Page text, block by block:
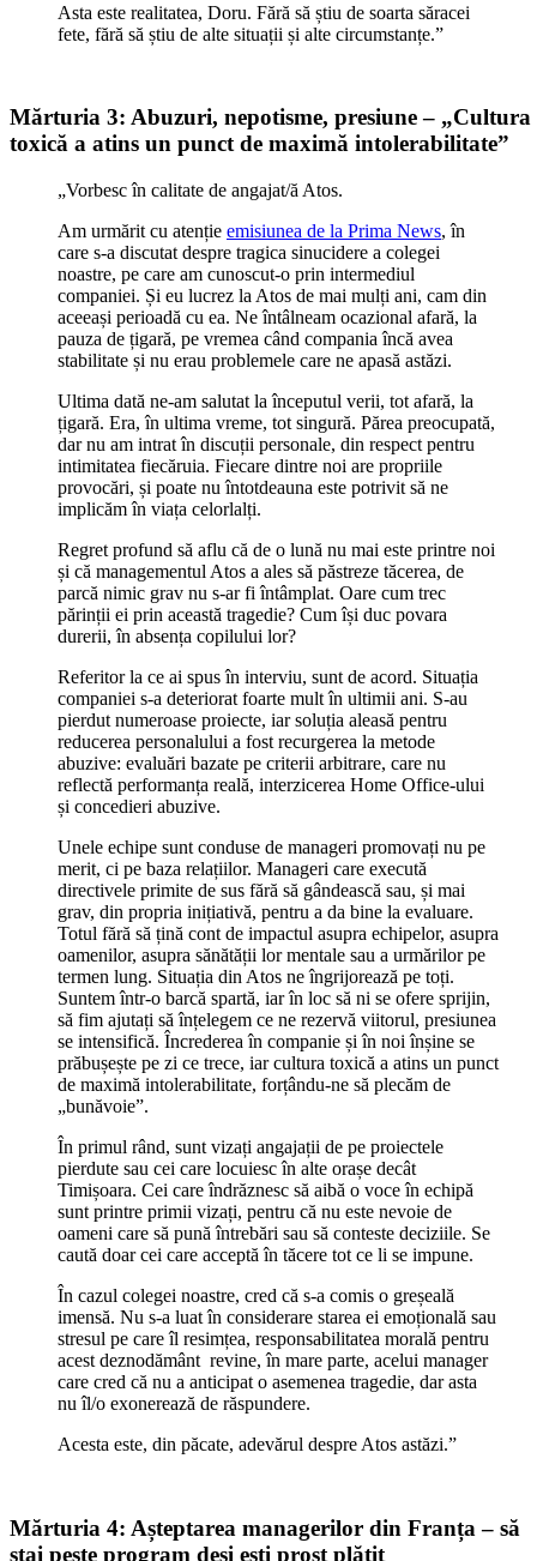
Asta este realitatea, Doru. Fără să știu de soarta săracei
fete, fără să știu de alte situații și alte circumstanțe.”
Mărturia 3: Abuzuri, nepotisme, presiune – „Cultura
toxică a atins un punct de maximă intolerabilitate”
„Vorbesc în calitate de angajat/ă Atos.
Am urmărit cu atenție emisiunea de la Prima News, în
care s-a discutat despre tragica sinucidere a colegei
noastre, pe care am cunoscut-o prin intermediul
companiei. Și eu lucrez la Atos de mai mulți ani, cam din
aceeași perioadă cu ea. Ne întâlneam ocazional afară, la
pauza de țigară, pe vremea când compania încă avea
stabilitate și nu erau problemele care ne apasă astăzi.
Ultima dată ne-am salutat la începutul verii, tot afară, la
țigară. Era, în ultima vreme, tot singură. Părea preocupată,
dar nu am intrat în discuții personale, din respect pentru
intimitatea fiecăruia. Fiecare dintre noi are propriile
provocări, și poate nu întotdeauna este potrivit să ne
implicăm în viața celorlalți.
Regret profund să aflu că de o lună nu mai este printre noi
și că managementul Atos a ales să păstreze tăcerea, de
parcă nimic grav nu s-ar fi întâmplat. Oare cum trec
părinții ei prin această tragedie? Cum își duc povara
durerii, în absența copilului lor?
Referitor la ce ai spus în interviu, sunt de acord. Situația
companiei s-a deteriorat foarte mult în ultimii ani. S-au
pierdut numeroase proiecte, iar soluția aleasă pentru
reducerea personalului a fost recurgerea la metode
abuzive: evaluări bazate pe criterii arbitrare, care nu
reflectă performanța reală, interzicerea Home Office-ului
și concedieri abuzive.
Unele echipe sunt conduse de manageri promovați nu pe
merit, ci pe baza relațiilor. Manageri care execută
directivele primite de sus fără să gândească sau, și mai
grav, din propria inițiativă, pentru a da bine la evaluare.
Totul fără să țină cont de impactul asupra echipelor, asupra
oamenilor, asupra sănătății lor mentale sau a urmărilor pe
termen lung. Situația din Atos ne îngrijorează pe toți.
Suntem într-o barcă spartă, iar în loc să ni se ofere sprijin,
să fim ajutați să înțelegem ce ne rezervă viitorul, presiunea
se intensifică. Încrederea în companie și în noi înșine se
prăbușește pe zi ce trece, iar cultura toxică a atins un punct
de maximă intolerabilitate, forțându-ne să plecăm de
„bunăvoie”.
În primul rând, sunt vizați angajații de pe proiectele
pierdute sau cei care locuiesc în alte orașe decât
Timișoara. Cei care îndrăznesc să aibă o voce în echipă
sunt printre primii vizați, pentru că nu este nevoie de
oameni care să pună întrebări sau să conteste deciziile. Se
caută doar cei care acceptă în tăcere tot ce li se impune.
În cazul colegei noastre, cred că s-a comis o greșeală
imensă. Nu s-a luat în considerare starea ei emoțională sau
stresul pe care îl resimțea, responsabilitatea morală pentru
acest deznodământ revine, în mare parte, acelui manager
care cred că nu a anticipat o asemenea tragedie, dar asta
nu îl/o exonerează de răspundere.
Acesta este, din păcate, adevărul despre Atos astăzi.”
Mărturia 4: Așteptarea managerilor din Franța – să
stai peste program deși ești prost plătit